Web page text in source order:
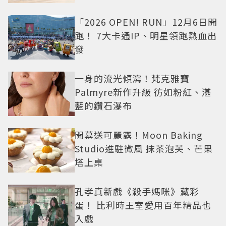
「2026 OPEN! RUN」12月6日開
跑！ 7大卡通IP、明星領跑熱血出
發
一身的流光傾瀉！梵克雅寶
Palmyre新作升級 彷如粉紅、湛
藍的鑽石瀑布
開幕送可麗露！Moon Baking
Studio進駐微風 抹茶泡芙、芒果
塔上桌
孔孝真新戲《殺手媽咪》藏彩
蛋！ 比利時王室愛用百年精品也
入戲